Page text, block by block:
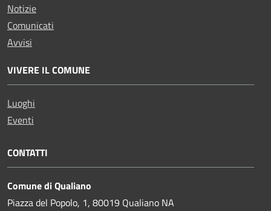
Notizie
Comunicati
Avvisi
VIVERE IL COMUNE
Luoghi
Eventi
CONTATTI
Comune di Qualiano
Piazza del Popolo, 1, 80019 Qualiano NA